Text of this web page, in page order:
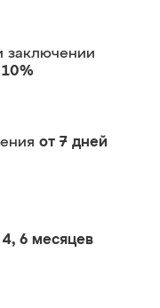
заключении
10%
от 7 дней
4, 6 месяцев